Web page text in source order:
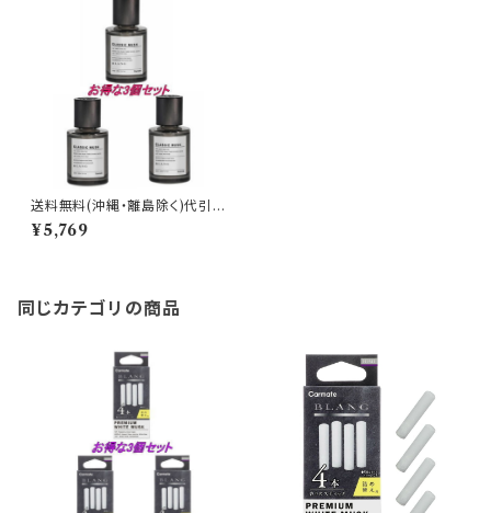
送料無料(沖縄・離島除く)代引
不可 ブラング リキッド NL クラ
シックムスク 3個で1セット【L91
¥5,769
同じカテゴリの商品